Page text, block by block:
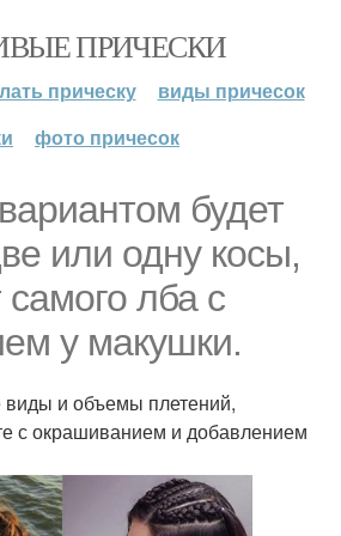
ПРИЧЕСКИ
прическу
виды причесок
фото причесок
будет
или одну косы,
самого лба с
у макушки.
и объемы плетений,
с окрашиванием и добавлением